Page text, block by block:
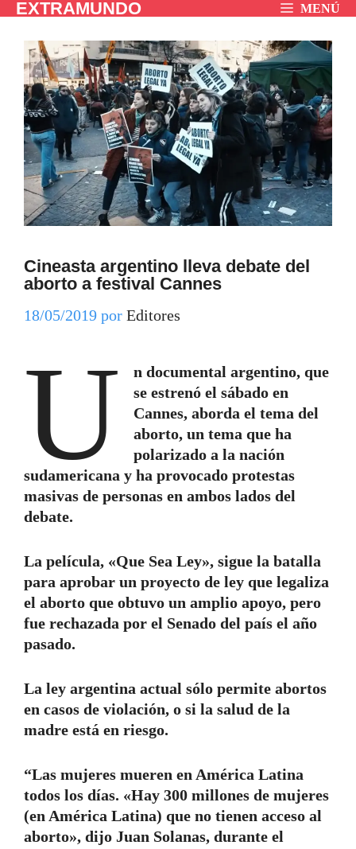
Saltar
contenido
EXTRAMUNDO MENÚ
Cineasta argentino lleva debate del
aborto a festival Cannes
18/05/2019 por Editores
U
n documental argentino, que
se estrenó el sábado en
Cannes, aborda el tema del
aborto, un tema que ha
polarizado a la nación
sudamericana y ha provocado protestas
masivas de personas en ambos lados del
debate.
La película, «Que Sea Ley», sigue la batalla
para aprobar un proyecto de ley que legaliza
el aborto que obtuvo un amplio apoyo, pero
fue rechazada por el Senado del país el año
pasado.
La ley argentina actual sólo permite abortos
en casos de violación, o si la salud de la
madre está en riesgo.
“Las mujeres mueren en América Latina
todos los días. «Hay 300 millones de mujeres
(en América Latina) que no tienen acceso al
aborto», dijo Juan Solanas, durante el